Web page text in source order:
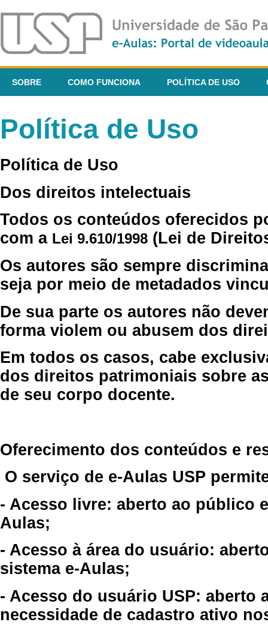
SOBRE COMO FUNCIONA POLÍTICA DE USO
Política de Uso
Política de Uso
Dos direitos intelectuais
Todos os conteúdos oferecidos
com a Lei 9.610/1998 (Lei de
Os autores são sempre
seja por meio de metadados
De sua parte os autores não
forma violem ou abusem dos
Em todos os casos, cabe
dos direitos patrimoniais sobre
de seu corpo docente.
Oferecimento dos conteúdos e
O serviço de e-Aulas USP
- Acesso livre: aberto ao público
Aulas;
- Acesso à área do usuário:
sistema e-Aulas;
- Acesso do usuário USP: aberto
necessidade de cadastro ativo